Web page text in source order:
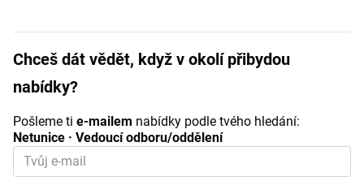
Chceš dát vědět, když v okolí přibydou
nabídky?
Pošleme ti e-mailem nabídky podle tvého hledání:
Netunice · Vedoucí odboru/oddělení